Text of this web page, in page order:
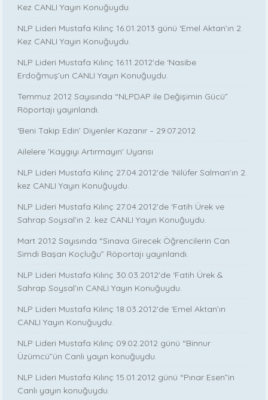
Kez CANLI Yayın Konuğuydu.
NLP Lideri Mustafa Kılınç 16.01.2013 günü ‘Emel Aktan’ın 2.
Kez CANLI Yayın Konuğuydu.
NLP Lideri Mustafa Kılınç 16.11.2012'de ‘Nasibe
Erdoğmuş’un CANLI Yayın Konuğuydu.
Temmuz 2012 Sayısında “NLPDAP ile Değişimin Gücü”
Röportajı yayınlandı.
‘Beni Takip Edin’ Diyenler Kazanır – 29.07.2012
Ailelere 'Kaygıyı Artırmayın' Uyarısı
NLP Lideri Mustafa Kılınç 27.04.2012'de ‘Nilüfer Salman’ın 2.
kez CANLI Yayın Konuğuydu.
NLP Lideri Mustafa Kılınç 27.04.2012'de ‘Fatih Ürek ve
Sahrap Soysal’ın 2. kez CANLI Yayın Konuğuydu.
Mart 2012 Sayısında “Sınava Girecek Öğrencilerin Can
Simdi Başarı Koçluğu” Röportajı yayınlandı.
NLP Lideri Mustafa Kılınç 30.03.2012'de ‘Fatih Ürek &
Sahrap Soysal’ın CANLI Yayın Konuğuydu.
NLP Lideri Mustafa Kılınç 18.03.2012'de ‘Emel Aktan’ın
CANLI Yayın Konuğuydu.
NLP Lideri Mustafa Kılınç 09.02.2012 günü “Binnur
Üzümcü”ün Canlı yayın konuğuydu.
NLP Lideri Mustafa Kılınç 15.01.2012 günü “Pınar Esen”in
Canlı yayın konuğuydu.